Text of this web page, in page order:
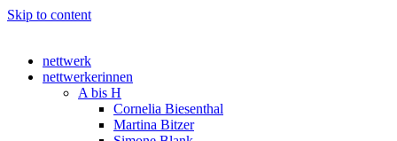
Skip to content
nettwerk
nettwerkerinnen
A bis H
Cornelia Biesenthal
Martina Bitzer